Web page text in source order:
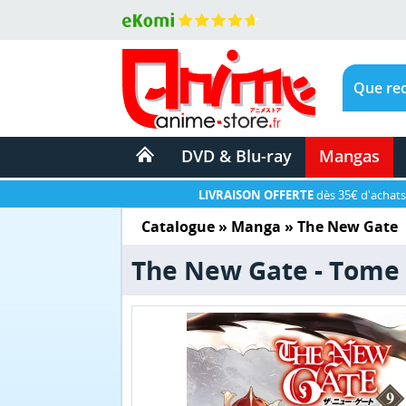
DVD & Blu-ray Mangas
LIVRAISON OFFERTEdès 35€
Catalogue» Manga » The New Gate
The New Gate - Tome